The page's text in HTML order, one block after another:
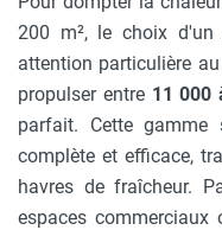
200 m², le choix d'un
attention particulière
propulser entre 11 000
parfait. Cette gamme
complète et efficace,
havres de fraîcheur.
espaces